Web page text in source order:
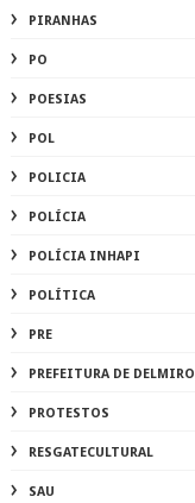
PIRANHAS
PO
POESIAS
POL
POLICIA
POLÍCIA
POLÍCIA INHAPI
POLÍTICA
PRE
PREFEITURA DE DELMIRO
PROTESTOS
RESGATECULTURAL
SAU